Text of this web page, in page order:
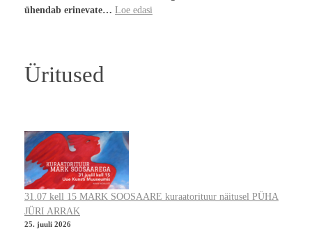
ühendab erinevate… Loe edasi
Üritused
31.07 kell 15 MARK SOOSAARE kuraatorituur näitusel PÜHA
JÜRI ARRAK
25. juuli 2026